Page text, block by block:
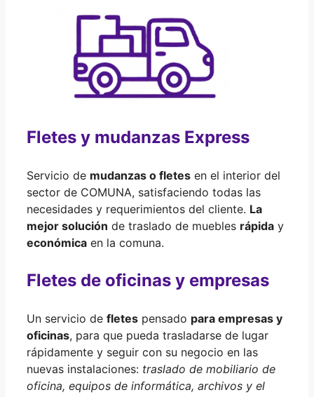
Fletes y mudanzas Express
Servicio de mudanzas o fletes en el interior del
sector de COMUNA, satisfaciendo todas las
necesidades y requerimientos del cliente. La
mejor solución de traslado de muebles rápida y
económica en la comuna.
Fletes de oficinas y empresas
Un servicio de fletes pensado para empresas y
oficinas, para que pueda trasladarse de lugar
rápidamente y seguir con su negocio en las
nuevas instalaciones: traslado de mobiliario de
oficina, equipos de informática, archivos y el